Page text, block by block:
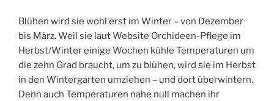
Blühen wird sie wohl erst im Winter – von Dezember
bis März. Weil sie laut Website Orchideen-Pflege im
Herbst/Winter einige Wochen kühle Temperaturen um
die zehn Grad braucht, um zu blühen, wird sie im Herbst
in den Wintergarten umziehen – und dort überwintern.
Denn auch Temperaturen nahe null machen ihr